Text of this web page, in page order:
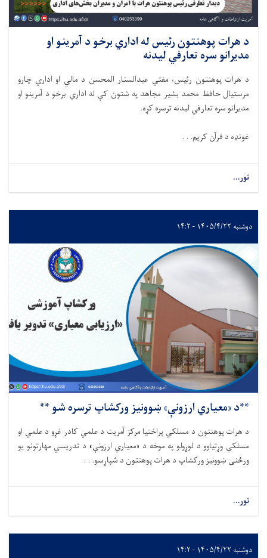
د هرات پوهنتون رئیس له اداري برخو د آمرینو او
مدیرانو سره تعارفي لیدنه
د هرات پوهنتون رئیس، مفتي عبدالستار المحسن د مالي او اداري چارو
مرستیال حافظ محمد بشیر مجاهد په شتون کې له اداري برخو د آمرینو او
مدیرانو سره تعارفي لیدنه ترسره کړه.
غونډه د قرآن کریم. . .
نور...
دوشنبه ۱۴۰۵/۴/۲۲ - ۱۴:۲
**د «معیاري ارزونې» ښوونیز ورکشاپ ترسره شو **
د هرات پوهنتون د مسلکي پراختیا مرکز آمریت د علمي کادر غړو د علمي او
مسلکي وړتیاوو د لوړولو په موخه د «معیاري ارزونې» د تدریسي مهارتونو یو
ورځنی ښوونیز ورکشاپ د هرات پوهنتون د شپاړسو. . .
نور...
دوشنبه ۱۴۰۵/۴/۲۲ - ۱۴:۲